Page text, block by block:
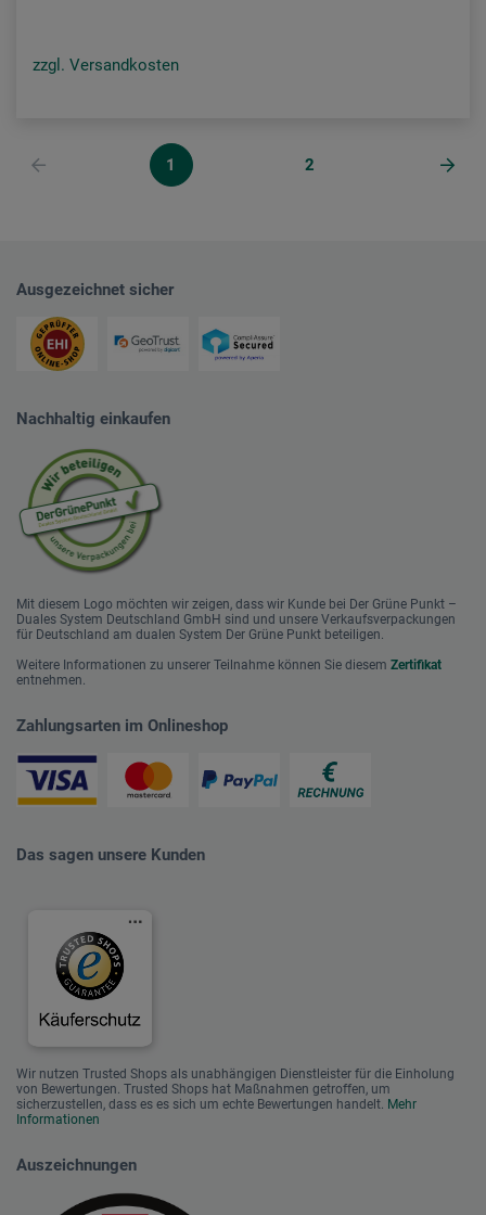
zzgl. Versandkosten
1 2
Ausgezeichnet sicher
Nachhaltig einkaufen
Mit diesem Logo möchten wir zeigen, dass wir Kunde bei Der Grüne Punkt –
Duales System Deutschland GmbH sind und unsere Verkaufsverpackungen
für Deutschland am dualen System Der Grüne Punkt beteiligen.
Weitere Informationen zu unserer Teilnahme können Sie diesem Zertifikat
entnehmen.
Zahlungsarten im Onlineshop
Das sagen unsere Kunden
Wir nutzen Trusted Shops als unabhängigen Dienstleister für die Einholung
von Bewertungen. Trusted Shops hat Maßnahmen getroffen, um
sicherzustellen, dass es es sich um echte Bewertungen handelt. Mehr
Informationen
Auszeichnungen